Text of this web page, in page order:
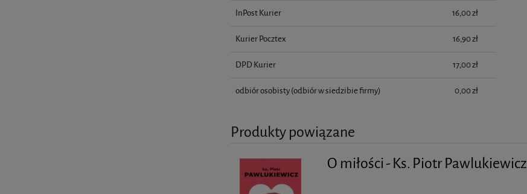
InPost Kurier 16,00 zł
Kurier Pocztex 16,90 zł
DPD Kurier 17,00 zł
odbiór osobisty(odbiór w siedzibie firmy) 0,00 zł
Produkty powiązane
O miłości - Ks. Piotr Pawlukiewicz